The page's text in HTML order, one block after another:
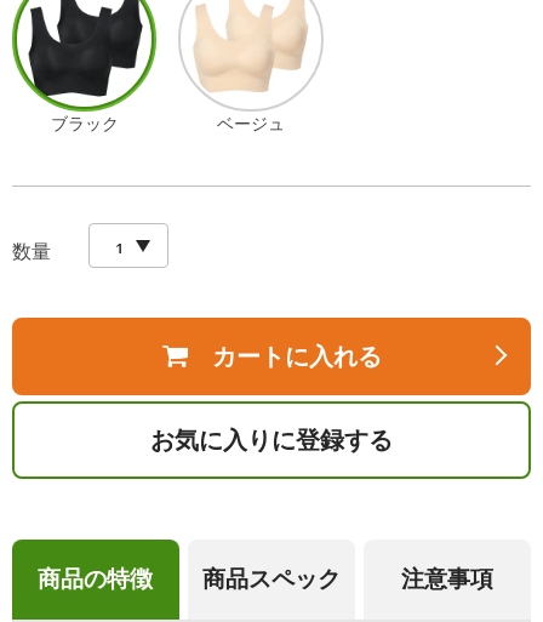
ブラック ベージュ
数量
カートに入れる
お気に入りに登録する
商品の特徴 商品スペック 注意事項